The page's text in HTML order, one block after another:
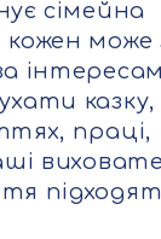
сімейна
може
казку,
праці,